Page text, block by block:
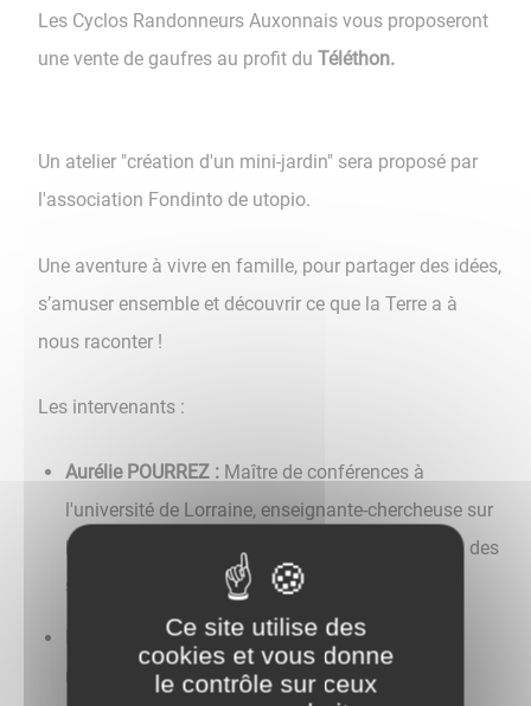
Les Cyclos Randonneurs Auxonnais vous proposeront
une vente de gaufres au profit du Téléthon.
Un atelier "création d'un mini-jardin" sera proposé par
l'association Fondinto de utopio.
Une aventure à vivre en famille, pour partager des idées,
s’amuser ensemble et découvrir ce que la Terre a à
nous raconter !
Les intervenants :
Aurélie POURREZ : Maître de conférences à
l'université de Lorraine, enseignante-chercheuse sur
la consommation de viande et la contamination des
sols en Guadeloupe
Daniel WIPF :Professeur des universités,
responsable du groupe de recherche "Santé des
Ce site utilise des
cookies et vous donne
le contrôle sur ceux